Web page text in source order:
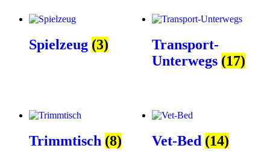
Spielzeug (3)
Transport-
Unterwegs (17)
Trimmtisch (8) Vet-Bed (14)